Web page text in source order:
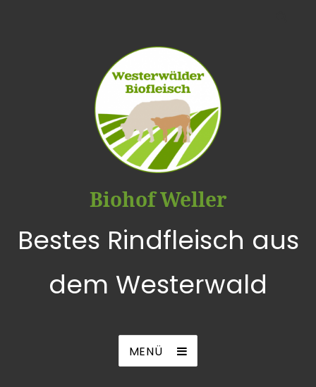
Biohof Weller
Bestes Rindfleisch aus
dem Westerwald
MENÜ